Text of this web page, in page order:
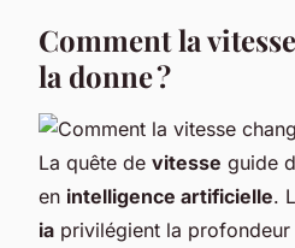
Comment la
la donne ?
La quête de vitesse guide
en intelligence artificielle.
ia privilégient la profondeur